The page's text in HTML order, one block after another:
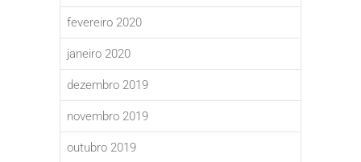
fevereiro 2020
janeiro 2020
dezembro 2019
novembro 2019
outubro 2019